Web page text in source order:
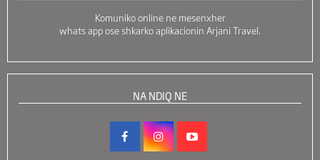
Komuniko online ne mesenxher
whats app ose shkarko aplikacionin Arjani Travel.
NA NDIQ NE